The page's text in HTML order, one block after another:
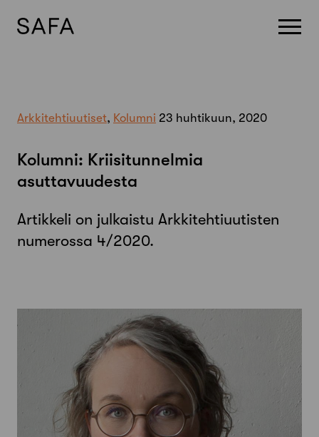
Arkkitehtiuutiset, Kolumni 23 huhtikuun, 2020
Kolumni: Kriisitunnelmia
asuttavuudesta
Artikkeli on julkaistu Arkkitehtiuutisten
numerossa 4/2020.